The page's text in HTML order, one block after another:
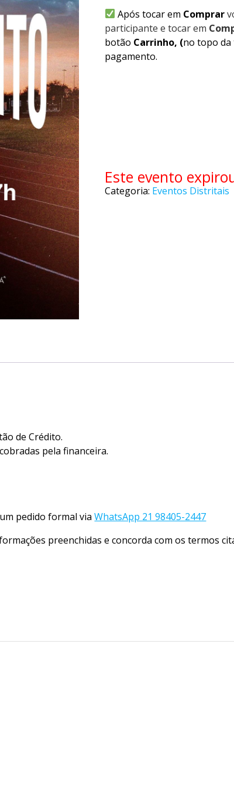
Após tocar em Comprar
participante e tocar em
botão Carrinho, (no topo da
pagamento.
Este evento
Categoria: Eventos Distritais
de Crédito.
pela financeira.
pedido formal viaWhatsApp 21 98405-2447
preenchidas e concorda com os termos